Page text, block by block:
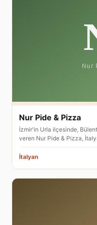
Nur Pide & Pizza
İzmir'in Urla ilçesinde,
veren Nur Pide & Pizza,
İtalyan